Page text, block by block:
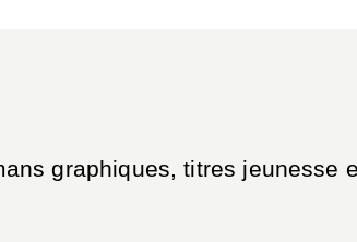
graphiques, titres jeunesse